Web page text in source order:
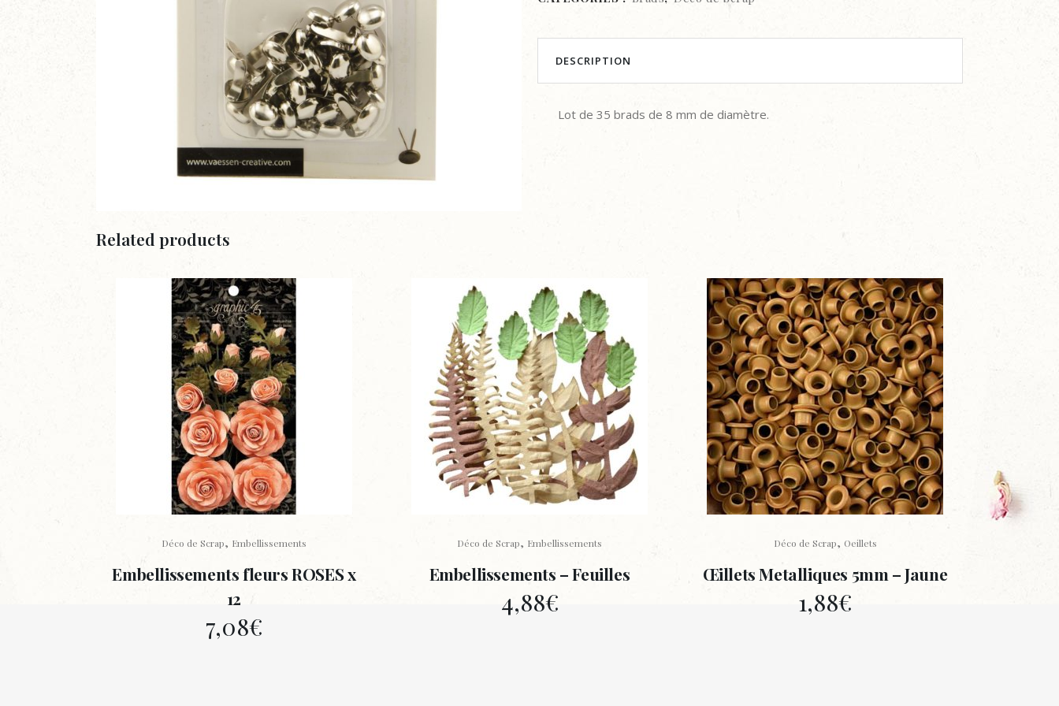
-
quantity
DESCRIPTION
Lot de 35 brads de 8 mm de diamètre.
Related products
Déco de Scrap, Embellissements
Embellissements fleurs ROSES x
12
7,08€
Déco de Scrap, Embellissements
Embellissements – Feuilles
4,88€
Déco de Scrap, Oeillets
Œillets Metalliques 5mm – Jaune
1,88€